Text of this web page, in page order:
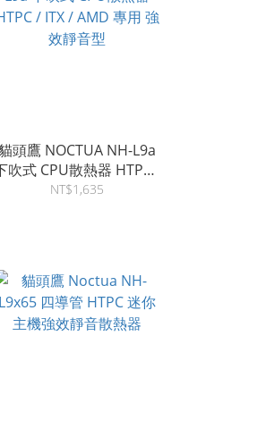
頭鷹 NOCTUA NH-L9a
吹式 CPU散熱器 HTPC /
ITX / AMD 專用 強效靜音
NT$1,635